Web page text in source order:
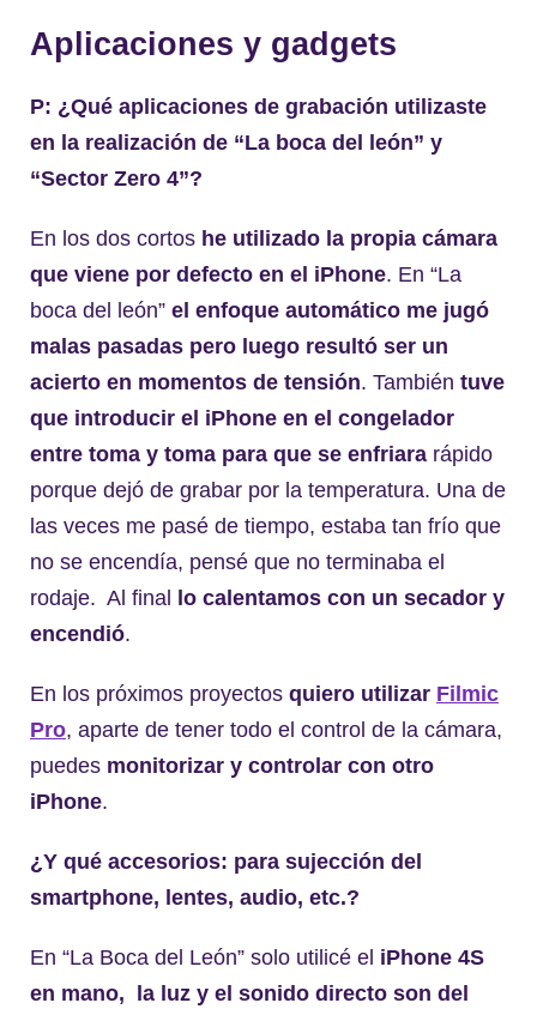
Aplicaciones y gadgets
P: ¿Qué aplicaciones de grabación utilizaste
en la realización de “La boca del león” y
“Sector Zero 4”?
En los dos cortos he utilizado la propia cámara
que viene por defecto en el iPhone. En “La
boca del león” el enfoque automático me jugó
malas pasadas pero luego resultó ser un
acierto en momentos de tensión. También tuve
que introducir el iPhone en el congelador
entre toma y toma para que se enfriara rápido
porque dejó de grabar por la temperatura. Una de
las veces me pasé de tiempo, estaba tan frío que
no se encendía, pensé que no terminaba el
rodaje. Al final lo calentamos con un secador y
encendió.
En los próximos proyectos quiero utilizar Filmic
Pro, aparte de tener todo el control de la cámara,
puedes monitorizar y controlar con otro
iPhone.
¿Y qué accesorios: para sujección del
smartphone, lentes, audio, etc.?
En “La Boca del León” solo utilicé el iPhone 4S
en mano, la luz y el sonido directo son del